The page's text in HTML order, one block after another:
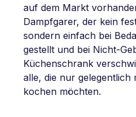
auf dem Markt
Dampfgarer, der kein
sondern einfach bei
gestellt und bei Nicht-
Küchenschrank
alle, die nur gelegentlich
kochen möchten.